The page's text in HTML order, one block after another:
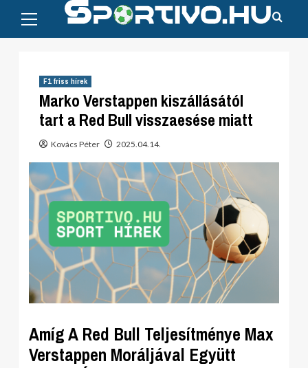
content
Menu
F1 friss hírek
Marko Verstappen kiszállásától
tart a Red Bull visszaesése miatt
Kovács Péter 2025.04.14.
Amíg A Red Bull Teljesítménye Max
Verstappen Moráljával Együtt